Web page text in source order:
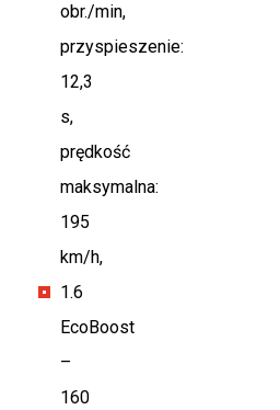
obr./min,
przyspieszenie:
12,3
s,
prędkość
maksymalna:
195
km/h,
1.6
EcoBoost
–
160